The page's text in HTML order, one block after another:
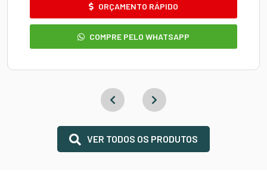
ORÇAMENTO RÁPIDO
COMPRE PELO WHATSAPP
VER TODOS OS PRODUTOS